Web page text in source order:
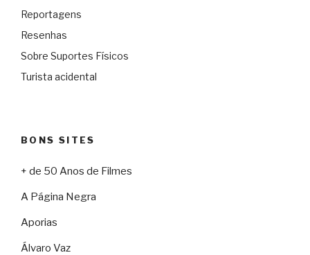
Reportagens
Resenhas
Sobre Suportes Físicos
Turista acidental
BONS SITES
+ de 50 Anos de Filmes
A Página Negra
Aporias
Álvaro Vaz